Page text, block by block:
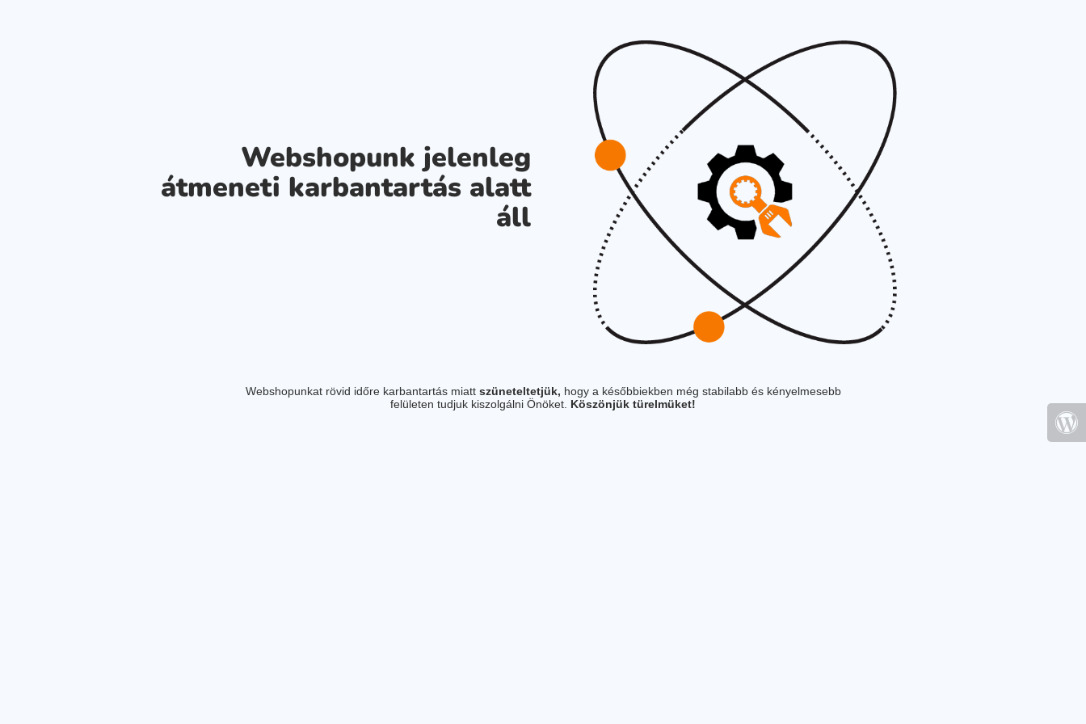
Webshopunk jelenleg
átmeneti karbantartás alatt
áll
Webshopunkat rövid időre karbantartás miatt szüneteltetjük, hogy a későbbiekben még stabilabb és kényelmesebb
felületen tudjuk kiszolgálni Önöket. Köszönjük türelmüket!